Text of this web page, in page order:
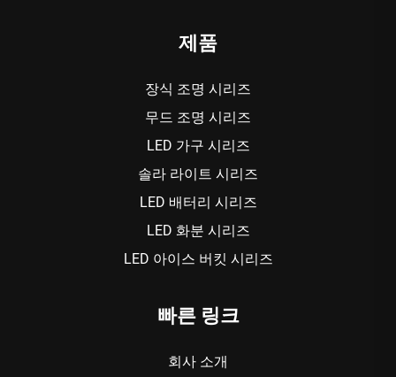
제품
장식 조명 시리즈
무드 조명 시리즈
LED 가구 시리즈
솔라 라이트 시리즈
LED 배터리 시리즈
LED 화분 시리즈
LED 아이스 버킷 시리즈
빠른 링크
회사 소개